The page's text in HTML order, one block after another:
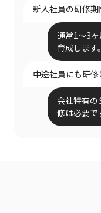
新入社員の研修
通常1〜3
育成します。
中途社員にも研
会社特有
修は必要で